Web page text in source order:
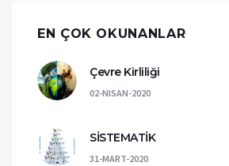
EN ÇOK OKUNANLAR
Çevre Kirliliği
02-NISAN-2020
SİSTEMATİK
31-MART-2020